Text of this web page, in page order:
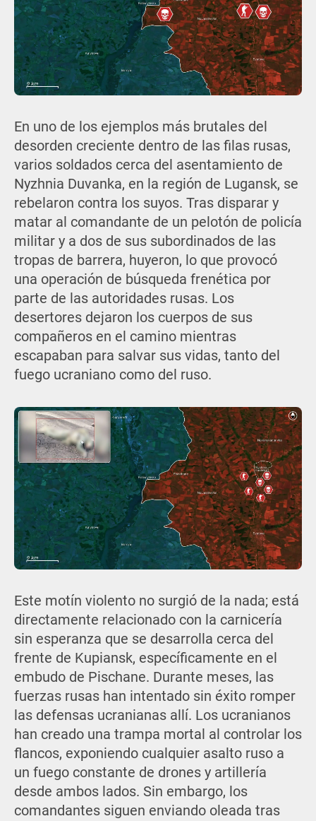
En uno de los ejemplos más brutales del
desorden creciente dentro de las filas rusas,
varios soldados cerca del asentamiento de
Nyzhnia Duvanka, en la región de Lugansk, se
rebelaron contra los suyos. Tras disparar y
matar al comandante de un pelotón de policía
militar y a dos de sus subordinados de las
tropas de barrera, huyeron, lo que provocó
una operación de búsqueda frenética por
parte de las autoridades rusas. Los
desertores dejaron los cuerpos de sus
compañeros en el camino mientras
escapaban para salvar sus vidas, tanto del
fuego ucraniano como del ruso.
Este motín violento no surgió de la nada; está
directamente relacionado con la carnicería
sin esperanza que se desarrolla cerca del
frente de Kupiansk, específicamente en el
embudo de Pischane. Durante meses, las
fuerzas rusas han intentado sin éxito romper
las defensas ucranianas allí. Los ucranianos
han creado una trampa mortal al controlar los
flancos, exponiendo cualquier asalto ruso a
un fuego constante de drones y artillería
desde ambos lados. Sin embargo, los
comandantes siguen enviando oleada tras